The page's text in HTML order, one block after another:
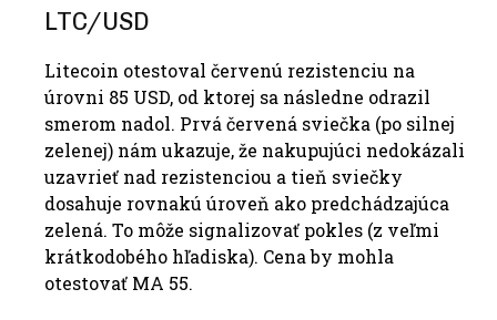
LTC/USD
Litecoin otestoval červenú rezistenciu na
úrovni 85 USD, od ktorej sa následne odrazil
smerom nadol. Prvá červená sviečka (po silnej
zelenej) nám ukazuje, že nakupujúci nedokázali
uzavrieť nad rezistenciou a tieň sviečky
dosahuje rovnakú úroveň ako predchádzajúca
zelená. To môže signalizovať pokles (z veľmi
krátkodobého hľadiska). Cena by mohla
otestovať MA 55.